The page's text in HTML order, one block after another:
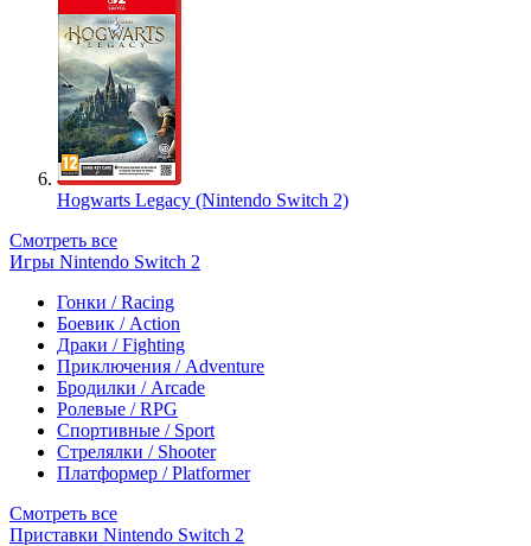
Hogwarts Legacy (Nintendo Switch 2)
Смотреть все
Игры Nintendo Switch 2
Гонки / Racing
Боевик / Action
Драки / Fighting
Приключения / Adventure
Бродилки / Arcade
Ролевые / RPG
Спортивные / Sport
Стрелялки / Shooter
Платформер / Platformer
Смотреть все
Приставки Nintendo Switch 2